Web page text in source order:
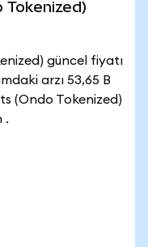
Tokenized)
güncel fiyatı
arzı 53,65 B
(Ondo Tokenized)
.